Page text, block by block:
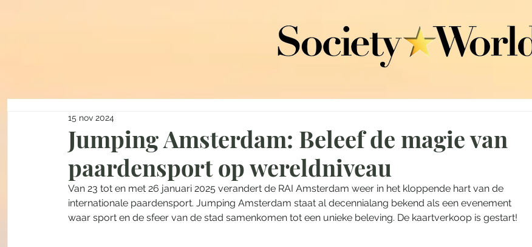
Jumping Amsterdam: Beleef de magie van
paardensport op wereldniveau
15 nov 2024
Van 23 tot en met 26 januari 2025 verandert de RAI Amsterdam weer in het kloppende hart van de
internationale paardensport. Jumping Amsterdam staat al decennialang bekend als een evenement
waar sport en de sfeer van de stad samenkomen tot een unieke beleving. De kaartverkoop is gestart!